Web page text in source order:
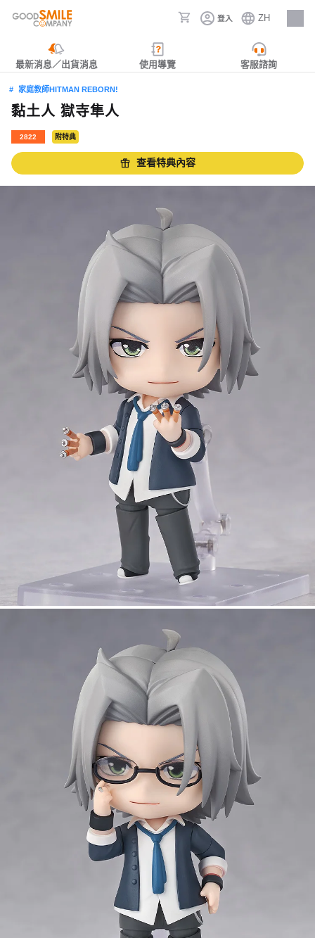
登入 ZH
人才招募
最新消息／出貨消息 使用導覽 客服諮詢
家庭教師HITMAN REBORN!
黏土人 獄寺隼人
2822 附特典
查看特典內容